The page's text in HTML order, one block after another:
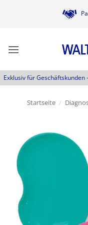
Exklusiv für Geschäftskunden
Startseite /